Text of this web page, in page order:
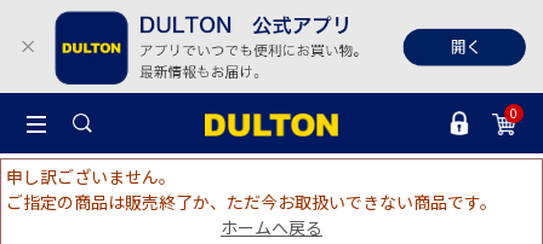
0
申し訳ございません。
ご指定の商品は販売終了か、ただ今お取扱いできない商品です。
ホームへ戻る